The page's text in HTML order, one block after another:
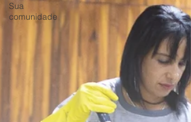
Sua
comunidade